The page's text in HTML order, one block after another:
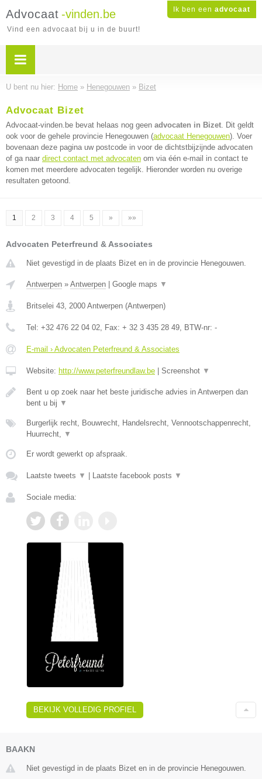
Ik ben een advocaat
Advocaat -vinden.be
Vind een advocaat bij u in de buurt!
U bent nu hier: Home » Henegouwen » Bizet
Advocaat Bizet
Advocaat-vinden.be bevat helaas nog geen advocaten in Bizet. Dit geldt
ook voor de gehele provincie Henegouwen (advocaat Henegouwen). Voer
bovenaan deze pagina uw postcode in voor de dichtstbijzijnde advocaten
of ga naar direct contact met advocaten om via één e-mail in contact te
komen met meerdere advocaten tegelijk. Hieronder worden nu overige
resultaten getoond.
1 2 3 4 5 » »»
Advocaten Peterfreund & Associates
Niet gevestigd in de plaats Bizet en in de provincie Henegouwen.
Antwerpen » Antwerpen Google maps ▼
Britselei 43, 2000 Antwerpen (Antwerpen)
Tel: +32 476 22 04 02, Fax: + 32 3 435 28 49, BTW-nr: -
E-mail › Advocaten Peterfreund & Associates
Website: http://www.peterfreundlaw.be Screenshot ▼
Bent u op zoek naar het beste juridische advies in Antwerpen dan
bent u bij ▼
Burgerlijk recht, Bouwrecht, Handelsrecht, Vennootschappenrecht,
Huurrecht, ▼
Er wordt gewerkt op afspraak.
Laatste tweets ▼ Laatste facebook posts ▼
Sociale media:
BEKIJK VOLLEDIG PROFIEL
BAAKN
Niet gevestigd in de plaats Bizet en in de provincie Henegouwen.